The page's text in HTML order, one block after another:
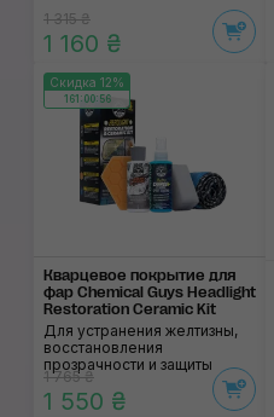
1 315 ₴
1 160 ₴
Скидка 12%
161:00:56
Кварцевое покрытие для
фар Chemical Guys Headlight
Restoration Ceramic Kit
Для устранения желтизны,
восстановления
прозрачности и защиты
1 765 ₴
1 550 ₴